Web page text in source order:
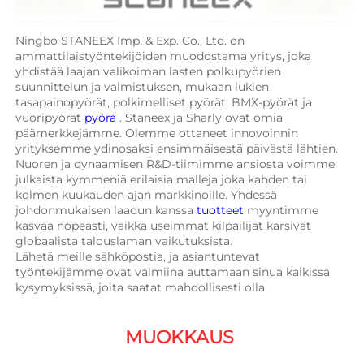
Ningbo STANEEX Imp. & Exp. Co., Ltd. on
ammattilaistyöntekijöiden muodostama yritys, joka
yhdistää laajan valikoiman lasten polkupyörien
suunnittelun ja valmistuksen, mukaan lukien
tasapainopyörät, polkimelliset pyörät, BMX-pyörät ja
vuoripyörät pyörä . Staneex ja Sharly ovat omia
päämerkkejämme. Olemme ottaneet innovoinnin
yrityksemme ydinosaksi ensimmäisestä päivästä lähtien.
Nuoren ja dynaamisen R&D-tiimimme ansiosta voimme
julkaista kymmeniä erilaisia malleja joka kahden tai
kolmen kuukauden ajan markkinoille. Yhdessä
johdonmukaisen laadun kanssa tuotteet myyntimme
kasvaa nopeasti, vaikka useimmat kilpailijat kärsivät
globaalista talouslaman vaikutuksista.
Lähetä meille sähköpostia, ja asiantuntevat
työntekijämme ovat valmiina auttamaan sinua kaikissa
kysymyksissä, joita saatat mahdollisesti olla.
MUOKKAUS